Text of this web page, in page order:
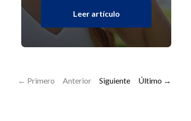
Leer artículo
← Primero Anterior Siguiente Último →